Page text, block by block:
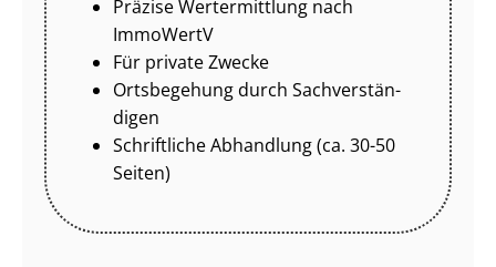
Präzise Wertermittlung nach
ImmoWertV
Für private Zwecke
Ortsbegehung durch Sach­ver­stän­
di­gen
Schriftliche Abhandlung (ca. 30-50
Seiten)